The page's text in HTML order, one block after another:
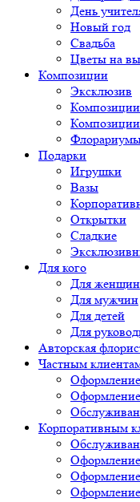
День
Новый год
Свадьба
Цветы на
Композиции
Эксклюзив
Композиции
Подарки
Игрушки
Вазы
Открытки
Сладкие
Для кого
Для женщин
Для мужчин
Для детей
Для
Авторская
Частным
Оформление
Оформление
Корпоративным
Оформление